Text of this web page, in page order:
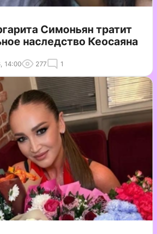
Симоньян тратит
наследство Кеосаяна
14:00 277 1